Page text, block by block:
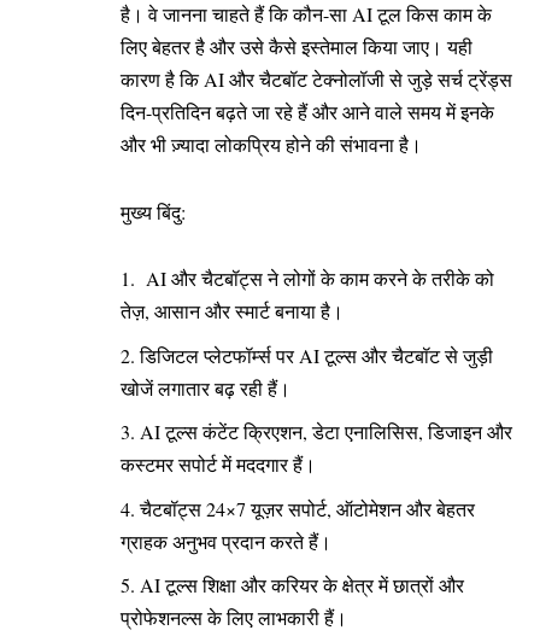
है। वे जानना चाहते हैं कि कौन-सा AI टूल किस काम के
लिए बेहतर है और उसे कैसे इस्तेमाल किया जाए। यही
कारण है कि AI और चैटबॉट टेक्नोलॉजी से जुड़े सर्च ट्रेंड्स
दिन-प्रतिदिन बढ़ते जा रहे हैं और आने वाले समय में इनके
और भी ज़्यादा लोकप्रिय होने की संभावना है।
मुख्य बिंदु:
AI और चैटबॉट्स ने लोगों के काम करने के तरीके को
तेज़, आसान और स्मार्ट बनाया है।
डिजिटल प्लेटफॉर्म्स पर AI टूल्स और चैटबॉट से जुड़ी
खोजें लगातार बढ़ रही हैं।
AI टूल्स कंटेंट क्रिएशन, डेटा एनालिसिस, डिजाइन और
कस्टमर सपोर्ट में मददगार हैं।
चैटबॉट्स 24×7 यूज़र सपोर्ट, ऑटोमेशन और बेहतर
ग्राहक अनुभव प्रदान करते हैं।
AI टूल्स शिक्षा और करियर के क्षेत्र में छात्रों और
प्रोफेशनल्स के लिए लाभकारी हैं।